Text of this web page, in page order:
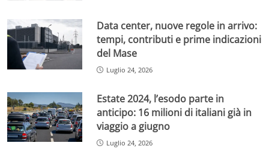
Data center, nuove regole in arrivo:
tempi, contributi e prime indicazioni
del Mase
Luglio 24, 2026
Estate 2024, l’esodo parte in
anticipo: 16 milioni di italiani già in
viaggio a giugno
Luglio 24, 2026